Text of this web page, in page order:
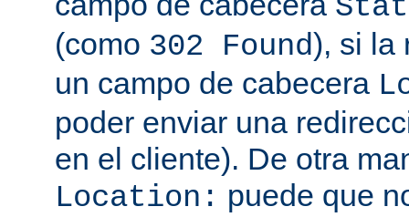
(como 302 Found), si la
un campo de cabecera
poder enviar una
en el cliente). De otra
Location: puede que